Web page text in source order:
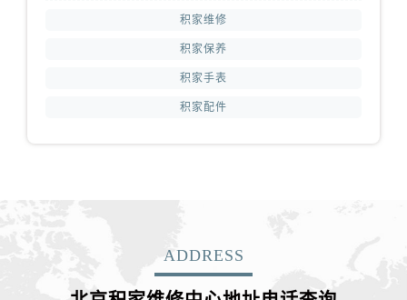
积家维修
积家保养
积家手表
积家配件
ADDRESS